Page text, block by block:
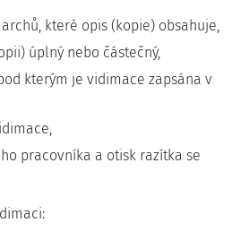
které opis (kopie) obsahuje,
úplný nebo částečný,
kterým je vidimace zapsána v
pracovníka a otisk razítka se